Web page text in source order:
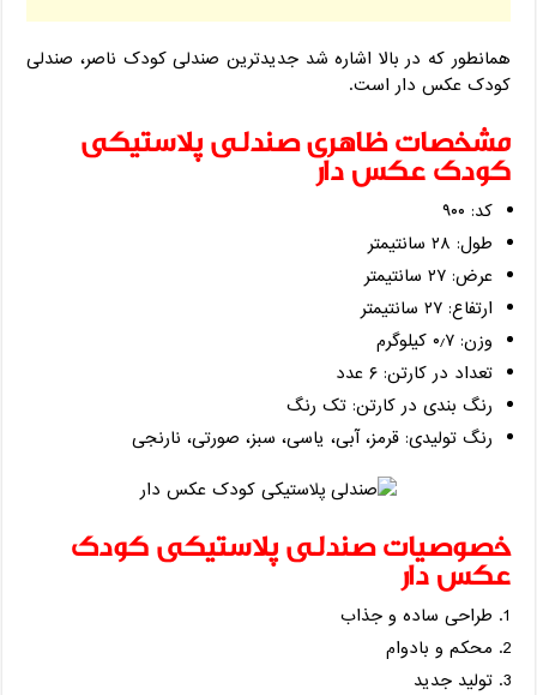
همانطور که در بالا اشاره شد جدیدترین صندلی کودک ناصر، صندلی
کودک عکس دار است.
مشخصات ظاهری صندلی پلاستیکی
کودک عکس دار
کد: ۹۰۰
طول: ۲۸ سانتیمتر
عرض: ۲۷ سانتیمتر
ارتفاع: ۲۷ سانتیمتر
وزن: ۰٫۷ کیلوگرم
تعداد در کارتن: ۶ عدد
رنگ بندی در کارتن: تک رنگ
رنگ تولیدی: قرمز، آبی، یاسی، سبز، صورتی، نارنجی
خصوصیات صندلی پلاستیکی کودک
عکس دار
طراحی ساده و جذاب
محکم و بادوام
تولید جدید